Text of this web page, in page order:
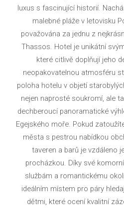
luxus s fascinující historií.
malebné pláže v letovisku
považována za jednu z
Thassos. Hotel je unikátní
které citlivě doplňují jeho
neopakovatelnou atmosféru
poloha hotelu v objetí
nejen naprosté soukromí, ale
dechberoucí panoramatické
Egejského moře. Pokud
města s pestrou nabídkou
taveren a barů je vzdáleno
procházkou. Díky své
službám a romantickému
ideálním místem pro páry
dětmi, které ocení kvalitní